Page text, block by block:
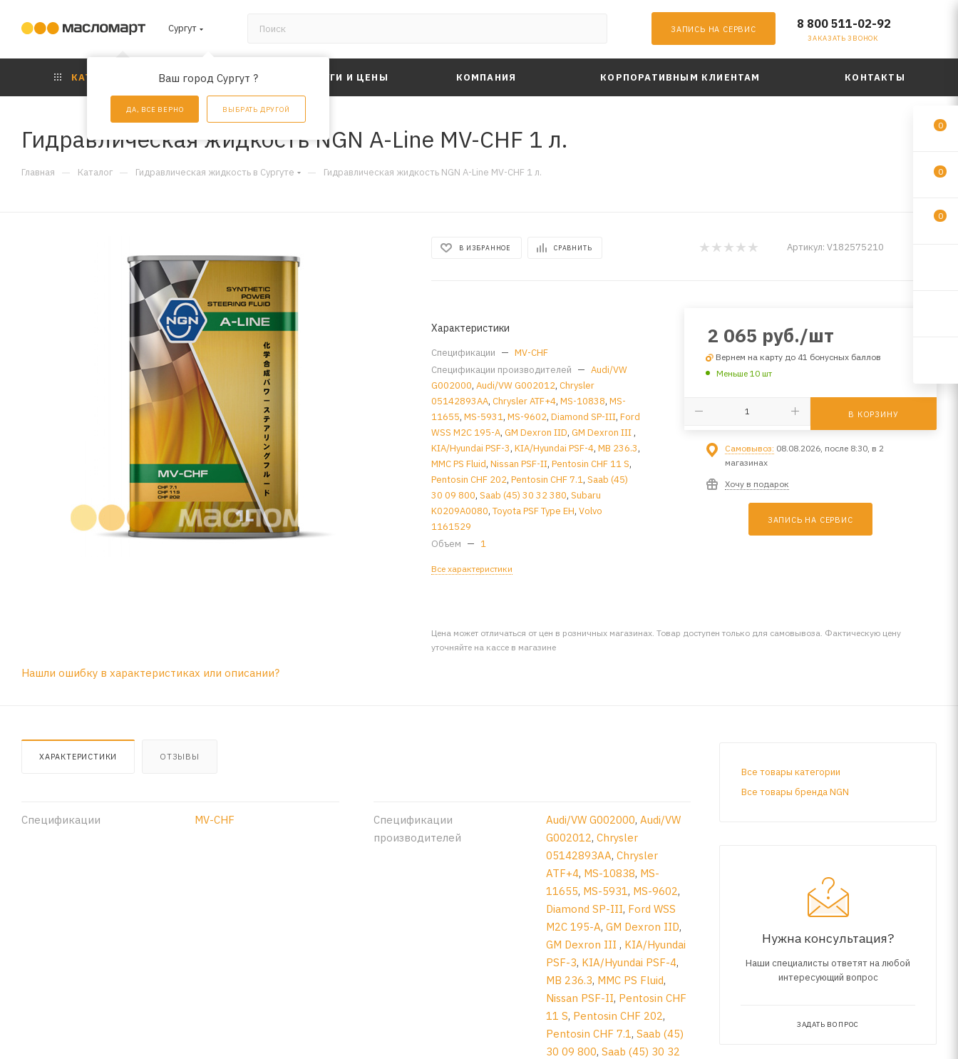
Сургут
Ваш город Сургут ?
ДА, ВСЕ ВЕРНО ВЫБРАТЬ ДРУГОЙ
ЗАПИСЬ НА СЕРВИС 8 800 511-02-92
ЗАКАЗАТЬ ЗВОНОК
КАТАЛОГ АКЦИИ УСЛУГИ И ЦЕНЫ КОМПАНИЯ КОРПОРАТИВНЫМ КЛИЕНТАМ КОНТАКТЫ
Гидравлическая жидкость NGN A-Line MV-CHF 1 л.
Главная — Каталог — Гидравлическая жидкость в Сургуте — Гидравлическая жидкость NGN A-Line MV-CHF 1 л.
В ИЗБРАННОЕ СРАВНИТЬ Артикул: V182575210
Характеристики
Спецификации — MV-CHF
Спецификации производителей — Audi/VW
G002000,Audi/VW G002012,Chrysler
05142893AA,Chrysler ATF+4,MS-10838,MS-
11655,MS-5931,MS-9602,Diamond SP-III,Ford
WSS M2C 195-A,GM Dexron IID,GM Dexron III,
KIA/Hyundai PSF-3,KIA/Hyundai PSF-4,MB 236.3,
MMC PS Fluid,Nissan PSF-II,Pentosin CHF 11 S,
Pentosin CHF 202,Pentosin CHF 7.1,Saab (45)
30 09 800,Saab (45) 30 32 380,Subaru
K0209A0080,Toyota PSF Type EH,Volvo
1161529
Объем — 1
Все характеристики
2 065 руб./шт
Вернем на карту до 41 бонусных баллов
Меньше 10 шт
В КОРЗИНУ
Самовывоз: 08.08.2026, после 8:30, в 2
магазинах
Хочу в подарок
ЗАПИСЬ НА СЕРВИС
Цена может отличаться от цен в розничных магазинах. Товар доступен только для самовывоза. Фактическую цену
уточняйте на кассе в магазине
Нашли ошибку в характеристиках или описании?
ХАРАКТЕРИСТИКИ ОТЗЫВЫ
Спецификации MV-CHF
Спецификации
производителей
Audi/VW G002000,Audi/VW
G002012,Chrysler
05142893AA,Chrysler
ATF+4, MS-10838, MS-
11655, MS-5931, MS-9602,
Diamond SP-III, Ford WSS
M2C 195-A,GM Dexron IID,
GM Dexron III, KIA/Hyundai
PSF-3, KIA/Hyundai PSF-4,
MB 236.3, MMC PS Fluid,
Nissan PSF-II, Pentosin CHF
11 S, Pentosin CHF 202,
Pentosin CHF 7.1,Saab (45)
30 09 800,Saab (45) 30 32
Все товары категории
Все товары бренда NGN
Нужна консультация?
Наши специалисты ответят на любой
интересующий вопрос
ЗАДАТЬ ВОПРОС
0
0
0